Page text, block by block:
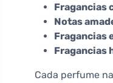
Fragancias
Notas
Fragancias
Fragancias
Cada perfume